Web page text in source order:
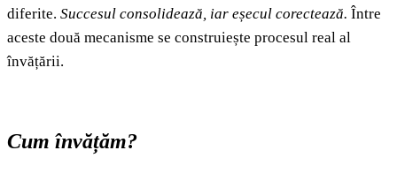
diferite. Succesul consolidează, iar eșecul corectează. Între
aceste două mecanisme se construiește procesul real al
învățării.
Cum învățăm?